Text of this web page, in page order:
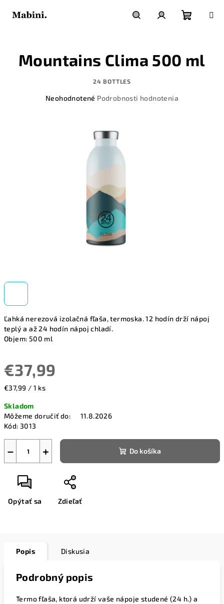
košík
Ľahká nerezová izolačná fľaša, termoska. 12 hodín drží nápoj
teplý a až 24 hodín nápoj chladí.
Objem: 500 ml
€37,99
Jednotková
€37,99 / 1 ks
Skladom
Môžeme doručiť do:
11.8.2026
Kód: 3013
+
− Do košíka
Opýtať sa Zdieľať
Mountains Clima 500 ml
24 BOTTLES
Priemerné
Neohodnotené Podrobnosti hodnotenia
Popis Diskusia
Podrobný popis
Termo fľaša, ktorá udrží vaše nápoje studené (24 h.) a